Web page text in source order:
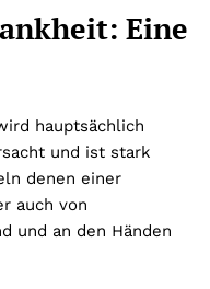
: Eine
hauptsächlich
und ist stark
denen einer
auch von
und an den Händen